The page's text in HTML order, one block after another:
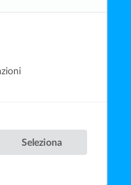
Seleziona